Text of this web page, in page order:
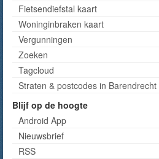
Fietsendiefstal kaart
Woninginbraken kaart
Vergunningen
Zoeken
Tagcloud
Straten & postcodes in Barendrecht
Blijf op de hoogte
Android App
Nieuwsbrief
RSS